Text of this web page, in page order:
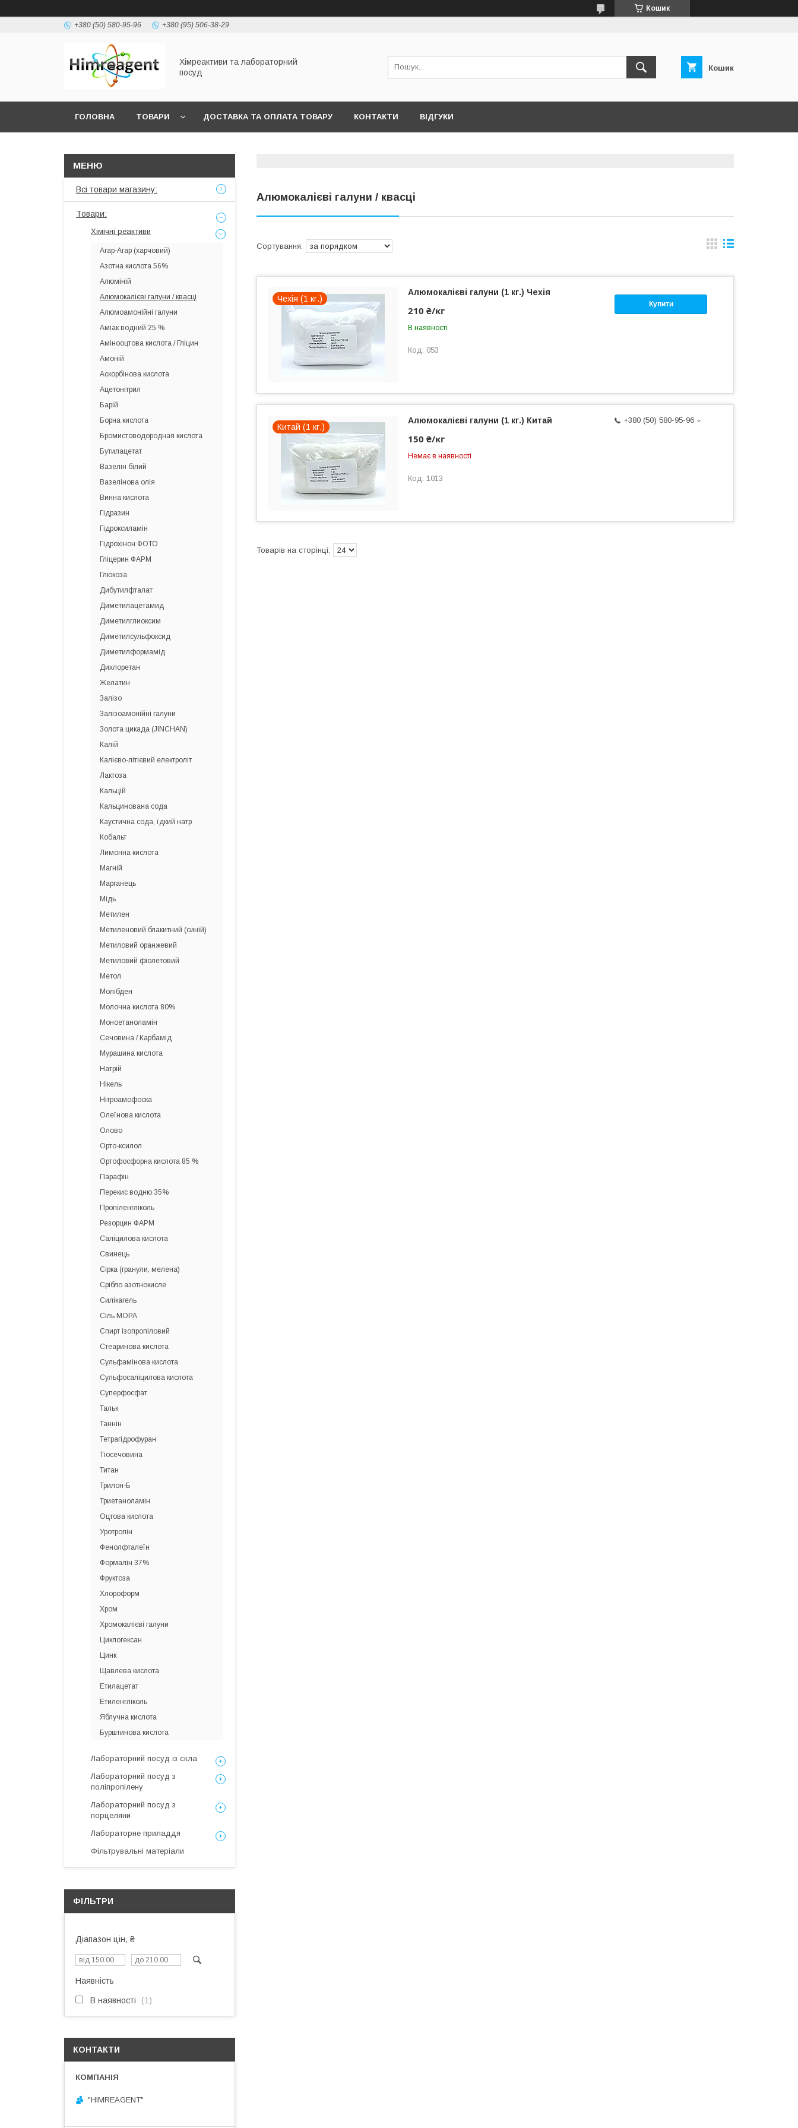
Кошик
+380 (50) 580-95-96 +380 (95) 506-38-29
Хімреактиви та лабораторний
посуд
Кошик
ГОЛОВНА ТОВАРИ ДОСТАВКА ТА ОПЛАТА ТОВАРУ КОНТАКТИ ВІДГУКИ
Алюмокалієві галуни / квасці
Чехія (1 кг.)
Купити
Алюмокалієві галуни (1 кг.) Чехія
210 ₴/кг
В наявності
053
Китай (1 кг.)
+380 (50) 580-95-96
Алюмокалієві галуни (1 кг.) Китай
150 ₴/кг
Немає в наявності
1013
Всі товари магазину:
Товари:
Хімічні реактиви
Агар-Агар (харчовий)
Азотна кислота 56%
Алюміній
Алюмокалієві галуни / квасці
Алюмоамонійні галуни
Аміак водний 25 %
Амінооцтова кислота / Гліцин
Амоній
Аскорбінова кислота
Ацетонітрил
Барій
Борна кислота
Бромистоводородная кислота
Бутилацетат
Вазелін білий
Вазелінова олія
Винна кислота
Гідразин
Гідроксиламін
Гідрохінон ФОТО
Гліцерин ФАРМ
Глюкоза
Дибутилфталат
Диметилацетамид
Диметилглиоксим
Диметилсульфоксид
Диметилформамід
Дихлоретан
Желатин
Залізо
Залізоамонійні галуни
Золота цикада (JINCHAN)
Калій
Калієво-літієвий електроліт
Лактоза
Кальцій
Кальцинована сода
Каустична сода, їдкий натр
Кобальт
Лимонна кислота
Магній
Марганець
Мідь
Метилен
Метиленовий блакитний (синій)
Метиловий оранжевий
Метиловий фіолетовий
Метол
Молібден
Молочна кислота 80%
Моноетаноламін
Сечовина / Карбамід
Мурашина кислота
Натрій
Нікель
Нітроамофоска
Олеїнова кислота
Олово
Орто-ксилол
Ортофосфорна кислота 85 %
Парафін
Перекис водню 35%
Пропіленгліколь
Резорцин ФАРМ
Саліцилова кислота
Свинець
Сірка (гранули, мелена)
Срібло азотнокисле
Силікагель
Сіль МОРА
Спирт ізопропіловий
Стеаринова кислота
Сульфамінова кислота
Сульфосаліцилова кислота
Суперфосфат
Тальк
Таннін
Тетрагідрофуран
Тіосечовина
Титан
Трилон-Б
Триетаноламін
Оцтова кислота
Уротропін
Фенолфталеїн
Формалін 37%
Фруктоза
Хлороформ
Хром
Хромокалієві галуни
Циклогексан
Цинк
Щавлева кислота
Етилацетат
Етиленгліколь
Яблучна кислота
Бурштинова кислота
Лабораторний посуд із скла
Лабораторний посуд з
поліпропілену
Лабораторний посуд з
порцеляни
Лабораторне приладдя
Фільтрувальні матеріали
ФІЛЬТРИ
Діапазон цін, ₴
Наявність
В наявності 1
КОНТАКТИ
"HIMREAGENT"